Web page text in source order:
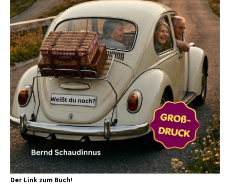
Der Link zum Buch!